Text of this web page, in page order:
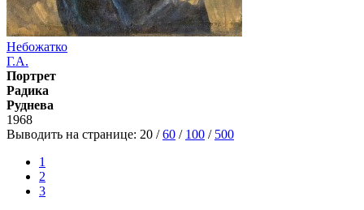
Небожатко
Г.А.
Портрет
Радика
Руднева
1968
Выводить на странице: 20 /60 / 100 / 500
1
2
3